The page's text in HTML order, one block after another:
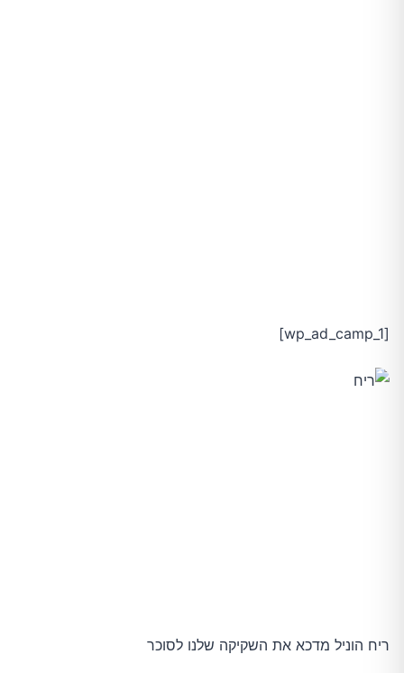
[wp_ad_camp_1]
ריח הוניל מדכא את השקיקה שלנו לסוכר